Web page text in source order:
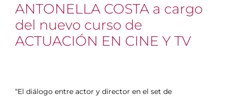
ANTONELLA COSTA a cargo
del nuevo curso de
ACTUACIÓN EN CINE Y TV
“El diálogo entre actor y director en el set de